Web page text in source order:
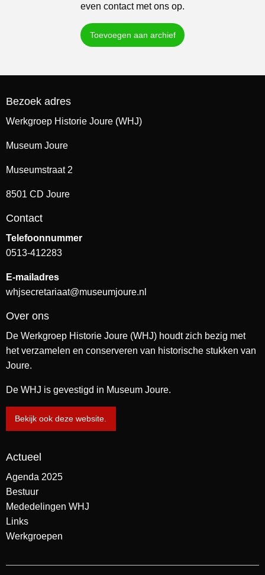
even contact met ons op.
Toevoegen aan archief
Bezoek adres
Werkgroep Historie Joure (WHJ)
Museum Joure
Museumstraat 2
8501 CD Joure
Contact
Telefoonnummer
0513-412283
E-mailadres
whjsecretariaat@museumjoure.nl
Over ons
De Werkgroep Historie Joure (WHJ) houdt zich bezig met
het verzamelen en conserveren van historische stukken van
Joure.
De WHJ is gevestigd in Museum Joure.
Bekijk ook deze website.
Actueel
Agenda 2025
Bestuur
Mededelingen WHJ
Links
Werkgroepen